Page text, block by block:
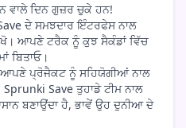
ਵਾਲੇ ਦਿਨ ਗੁਜ਼ਰ ਚੁਕੇ ਹਨ!
ਦੇ ਸਮਝਦਾਰ ਇੰਟਰਫੇਸ ਨਾਲ
ਆਪਣੇ ਟਰੈਕ ਨੂੰ ਕੁਝ ਸੈਕੰਡਾਂ ਵਿੱਚ
ਬਿਤਾਓ।
ਪ੍ਰੋਜੈਕਟ ਨੂੰ ਸਹਿਯੋਗੀਆਂ ਨਾਲ
Save ਤੁਹਾਡੇ ਟੀਮ ਨਾਲ
ਬਣਾਉਂਦਾ ਹੈ, ਭਾਵੇਂ ਉਹ ਦੁਨੀਆ ਦੇ